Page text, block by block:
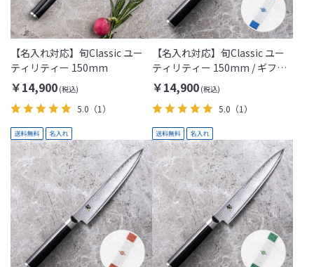
【名入れ対応】旬Classic ユー
ティリティー 150mm
￥14,900
5.0 （1）
【名入れ対応】旬Classic ユー
ティリティー 150mm / ギフト
包装付き(KAI Gift)
￥14,900
5.0 （1）